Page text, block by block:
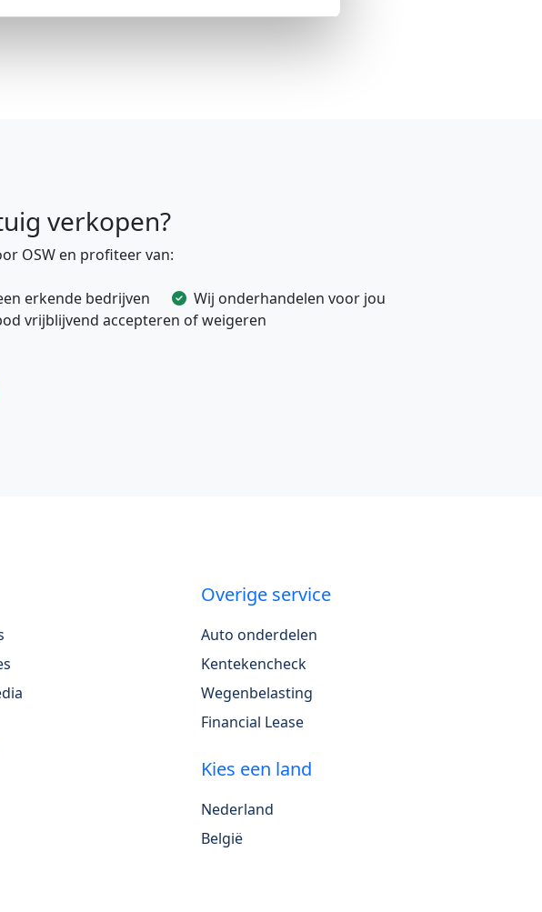
verkopen?
OSW en profiteer van:
erkende bedrijven
Wij onderhandelen voor jou
vrijblijvend accepteren of weigeren
Overige service
Auto onderdelen
Kentekencheck
Wegenbelasting
Financial Lease
Kies een land
Nederland
België